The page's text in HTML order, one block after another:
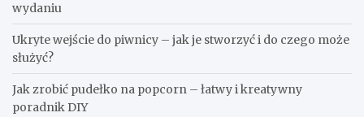
wydaniu
Ukryte wejście do piwnicy – jak je stworzyć i do czego może
służyć?
Jak zrobić pudełko na popcorn – łatwy i kreatywny
poradnik DIY